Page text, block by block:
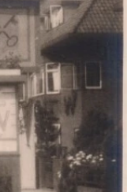
in Professorenwijk